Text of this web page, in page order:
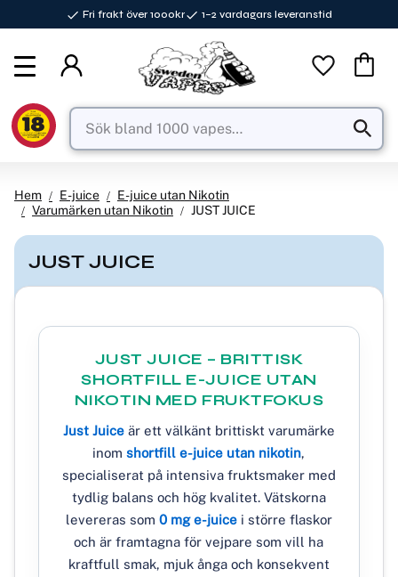
Fri frakt över 1000kr 1–2 vardagars leveranstid
Favoriter
Hem E-juice
E-juice utan Nikotin
Varumärken utan Nikotin
JUST JUICE
JUST JUICE
JUST JUICE – BRITTISK
SHORTFILL E-JUICE UTAN
NIKOTIN MED FRUKTFOKUS
Just Juiceär ett välkänt brittiskt varumärke
inomshortfill e-juice utan nikotin,
specialiserat på intensiva fruktsmaker med
tydlig balans och hög kvalitet. Vätskorna
levereras som 0 mg e-juicei större flaskor
och är framtagna för vejpare som vill ha
kraftfull smak, mjuk ånga och konsekvent